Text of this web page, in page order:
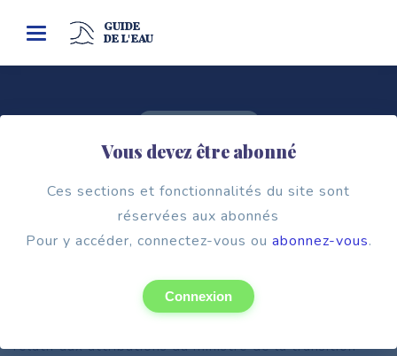
Vous devez être abonné
Ces sections et fonctionnalités du site sont
réservées aux abonnés
Pour y accéder, connectez-vous ou abonnez-vous.
Connexion
Toggle
GUIDE
DE L'EAU
LE MINISTÈRE LA TRANSITION
ÉCOLOGIQUE ET DE LA COHÉSION DES
TERRITOIRES
relatif aux attributions du ministre de la transition